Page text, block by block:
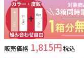
販売価格 1,815 税込